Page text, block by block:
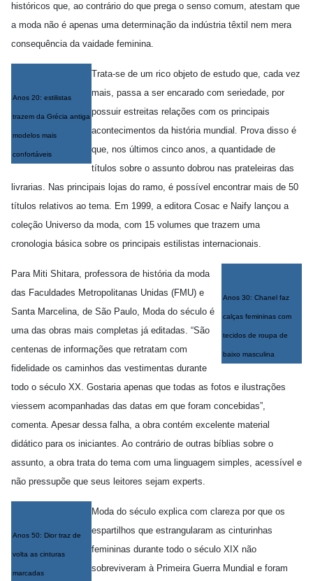
históricos que, ao contrário do que prega o senso comum, atestam que
a moda não é apenas uma determinação da indústria têxtil nem mera
consequência da vaidade feminina.
Anos 20: estilistas
trazem da Grécia antiga
modelos mais
confortáveis
Trata-se de um rico objeto de estudo que, cada vez
mais, passa a ser encarado com seriedade, por
possuir estreitas relações com os principais
acontecimentos da história mundial. Prova disso é
que, nos últimos cinco anos, a quantidade de
títulos sobre o assunto dobrou nas prateleiras das
livrarias. Nas principais lojas do ramo, é possível encontrar mais de 50
títulos relativos ao tema. Em 1999, a editora Cosac e Naify lançou a
coleção Universo da moda, com 15 volumes que trazem uma
cronologia básica sobre os principais estilistas internacionais.
Anos 30: Chanel faz
calças femininas com
tecidos de roupa de
baixo masculina
Para Miti Shitara, professora de história da moda
das Faculdades Metropolitanas Unidas (FMU) e
Santa Marcelina, de São Paulo, Moda do século é
uma das obras mais completas já editadas. “São
centenas de informações que retratam com
fidelidade os caminhos das vestimentas durante
todo o século XX. Gostaria apenas que todas as fotos e ilustrações
viessem acompanhadas das datas em que foram concebidas”,
comenta. Apesar dessa falha, a obra contém excelente material
didático para os iniciantes. Ao contrário de outras bíblias sobre o
assunto, a obra trata do tema com uma linguagem simples, acessível e
não pressupõe que seus leitores sejam experts.
Anos 50: Dior traz de
volta as cinturas
marcadas
Moda do século explica com clareza por que os
espartilhos que estrangularam as cinturinhas
femininas durante todo o século XIX não
sobreviveram à Primeira Guerra Mundial e foram